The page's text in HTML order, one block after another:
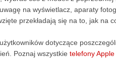
na wyświetlacz, aparaty
przekładają się na to, jak na
dotyczące
Poznaj wszystkie telefony